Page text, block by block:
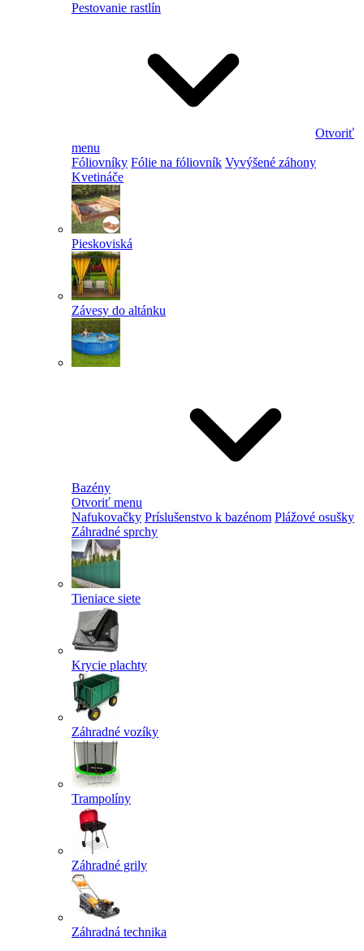
Pestovanie rastlín
Otvoriť
menu
Fóliovníky Fólie na fóliovník Vyvýšené záhony
Kvetináče
Pieskoviská
Závesy do altánku
Bazény
Otvoriť menu
Nafukovačky Príslušenstvo k bazénom Plážové osušky
Záhradné sprchy
Tieniace siete
Krycie plachty
Záhradné vozíky
Trampolíny
Záhradné grily
Záhradná technika